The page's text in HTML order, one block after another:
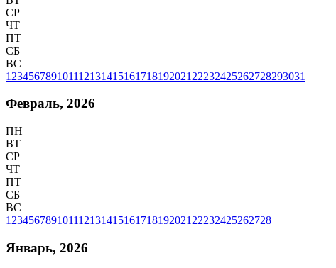
СР
ЧТ
ПТ
СБ
ВС
1 23456789101112131415161718192021 22232425262728293031
Февраль, 2026
ПН
ВТ
СР
ЧТ
ПТ
СБ
ВС
1 23456789101112131415161718192021 22232425262728
Январь, 2026